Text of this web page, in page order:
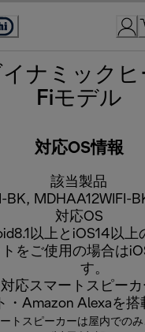
ナミック
Fiモデル
対応OS情報
該当製品
BK, MDHAA12WIFI-
対応OS
以上とiOS14以
をご使用の場合は
す。
対応スマートスピーカ
・Amazon Alexaを
トスピーカーは屋内での